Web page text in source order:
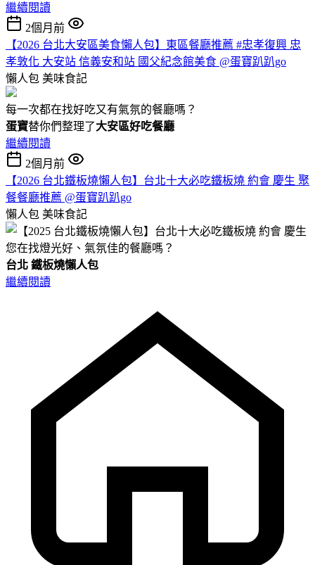
繼續閱讀
2個月前
【2026 台北大安區美食懶人包】東區餐廳推薦 #忠孝復興 忠
孝敦化 大安站 信義安和站 國父紀念館美食 @蛋寶趴趴go
懶人包 美味食記
每一次都在找好吃又有氣氛的餐廳嗎？
蛋寶替你們整理了大安區好吃餐廳
繼續閱讀
2個月前
【2026 台北鐵板燒懶人包】台北十大必吃鐵板燒 約會 慶生 聚
餐餐廳推薦 @蛋寶趴趴go
懶人包 美味食記
您在找燈光好、氣氛佳的餐廳嗎？
台北 鐵板燒懶人包
繼續閱讀